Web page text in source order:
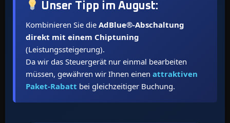
Unser Tipp imAugust:
Kombinieren Sie die AdBlue®-Abschaltung
direkt mit einem Chiptuning
(Leistungssteigerung).
Da wir das Steuergerät nur einmal bearbeiten
müssen, gewähren wir Ihnen einen attraktiven
Paket-Rabatt bei gleichzeitiger Buchung.